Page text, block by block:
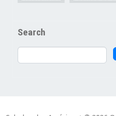
Search
Buscar